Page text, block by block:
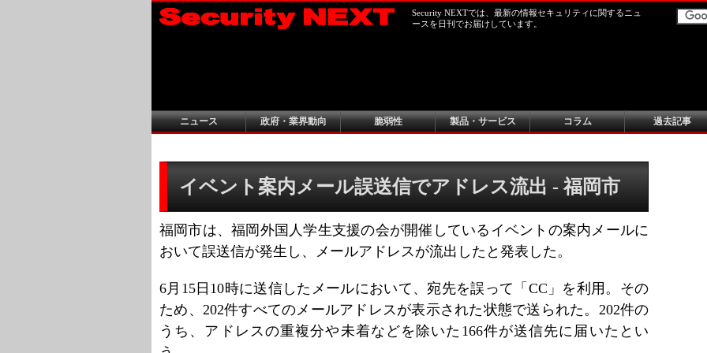
Security NEXTでは、最新の情報セキュリティに関するニュ
ースを日刊でお届けしています。
ニュース 政府・業界動向 脆弱性 製品・サービス コラム 過去記事
イベント案内メール誤送信でアドレス流出 - 福岡市
福岡市は、福岡外国人学生支援の会が開催しているイベントの案内メールに
おいて誤送信が発生し、メールアドレスが流出したと発表した。
6月15日10時に送信したメールにおいて、宛先を誤って「CC」を利用。その
ため、202件すべてのメールアドレスが表示された状態で送られた。202件の
うち、アドレスの重複分や未着などを除いた166件が送信先に届いたとい